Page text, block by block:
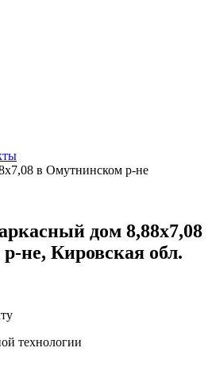
в Омутнинском р-не
дом 8,88х7,08
не, Кировская обл.
технологии